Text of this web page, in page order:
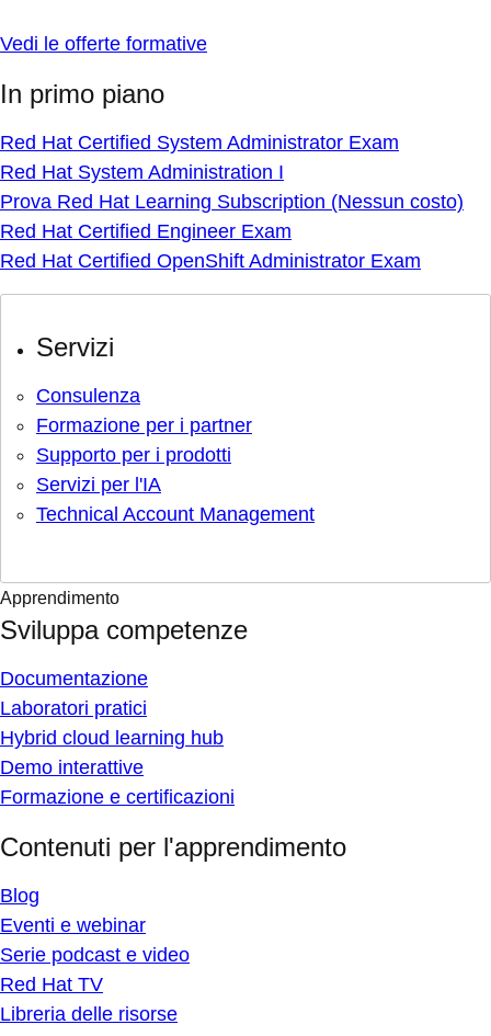
Vedi le offerte formative
In primo piano
Red Hat Certified System Administrator Exam
Red Hat System Administration I
Prova Red Hat Learning Subscription (Nessun costo)
Red Hat Certified Engineer Exam
Red Hat Certified OpenShift Administrator Exam
Servizi
Consulenza
Formazione per i partner
Supporto per i prodotti
Servizi per l'IA
Technical Account Management
Apprendimento
Sviluppa competenze
Documentazione
Laboratori pratici
Hybrid cloud learning hub
Demo interattive
Formazione e certificazioni
Contenuti per l'apprendimento
Blog
Eventi e webinar
Serie podcast e video
Red Hat TV
Libreria delle risorse